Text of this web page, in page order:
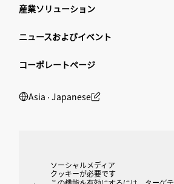
産業ソリューション
ニュースおよびイベント
コーポレートページ
Asia ‧ Japanese
ソーシャルメディア
クッキーが必要です